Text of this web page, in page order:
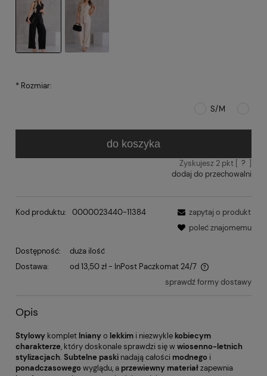
* Rozmiar:
S/M
do koszyka
Zyskujesz 2 pkt [ ? ]
dodaj do przechowalni
Kod produktu: 0000023440-11384
zapytaj o produkt
poleć znajomemu
Dostępność:
duża ilość
Dostawa:
od 13,50 zł - InPost Paczkomat 24/7
sprawdź formy dostawy
Opis
Stylowy komplet lnianyo lekkim i niezwykle kobiecym
charakterze, który doskonale sprawdzi się wwiosenno-letnich
stylizacjach. Subtelne paski nadają całości modnego i
ponadczasowegowyglądu, a przewiewny materiałzapewnia